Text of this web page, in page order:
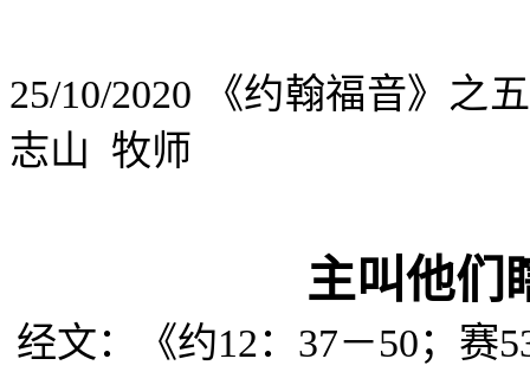
25/10/2020
《约翰福音》之
志山 牧师
主叫他们
经文：《约12： 37－50；赛